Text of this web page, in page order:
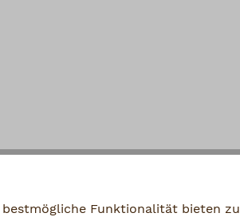
bestmögliche Funktionalität bieten zu